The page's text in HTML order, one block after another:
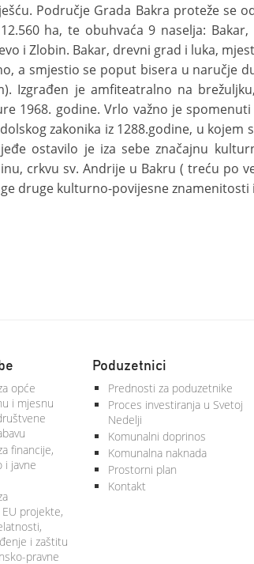
Područje Grada Bakra proteže se
ha, te obuhvaća 9 naselja:
i Zlobin. Bakar, drevni grad i luka,
a smjestio se poput bisera u naručje
Izgrađen je amfiteatralno na
1968. godine. Vrlo važno je
zakonika iz 1288.godine, u
ostavilo je iza sebe značajnu
crkvu sv. Andrije u Bakru ( treću po
druge kulturno-povijesne znamenitosti
opće
i mjesnu
financije,
i javne
projekte,
i zaštitu
pravne
Poduzetnici
Prednosti za poduzetnike
Proces investiranja u Svetoj
Nedelji
Komunalni doprinos
Komunalna naknada
Prostorni plan
Kontakt